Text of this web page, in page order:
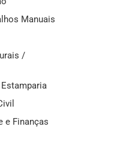
Manuais
/
e Finanças